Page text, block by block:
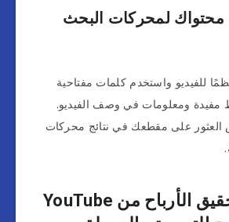
محتواك لمحركات البحث
للفيديو واستخدم كلمات مفتاحية
مفيدة ومعلومات في وصف الفيديو.
على مقطعك في نتائج محركات
كيف يمكن تحقيق الأرباح من YouTube